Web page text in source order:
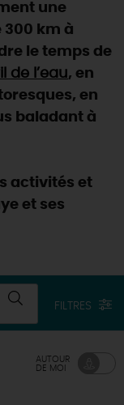
une
300 km à
le temps de
de l’eau, en
en
baladant à
activités et
et ses
FILTRES
AUTOUR
DE MOI